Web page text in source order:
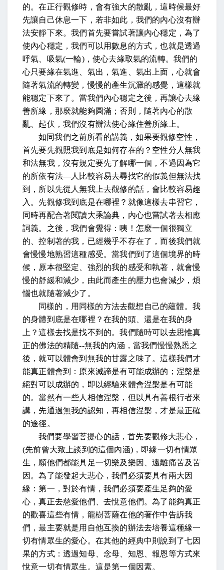
的。在正行觀修時，會有強大的散亂，這時候最好
先讓自己休息一下，若非如此，我們的內心沒有辦
法安靜下來。我們首先要嘗試著讓內心穩定，為了
使內心穩定，我們可以用數息的方式，也就是透過
呼氣、吸氣(一輪)，使心去緣取氣的流轉。我們的
心只要緣在氣進、氣出，氣進、氣出上面，心就會
隨著氣流的轉變，慢慢的產生沉澱的感覺，這樣就
能穩定下來了。當我們內心穩定之後，再讓心去緣
善所緣，那麼就能夠圓滿；否則，隨著內心的散
亂、起伏，我們沒有辦法使心緣住善所緣上。
如同我們之前所看的講義，如果要觀修空性，
首先要先觀照我到底是如何存在的？空性分人無我
和法無我，沒有規定要先了解哪一個，不過因為它
的所依有法—人比較容易去尋找它的假義但無法找
到，所以先從人無我上去觀修的話，會比較容易趣
入。先觀修我到底是在哪裡？就像這樣去串習它，
同時再配合著閱讀大乘論典，內心也嘗試著去相應
詞義。之後，我們會覺得：咦！怎麼一個很獨立
的、控制著的我，已經幾乎不存在了，而後我們就
會慢慢地熟習這種感受。當我們到了這個境界的時
候，原本很堅定、強烈的我的感受和執著，就會慢
慢的舒緩和減少，由此而產生的壓力也會減少，煩
惱也就隨著減少了。
同樣的，用同樣的方法去觀想自己的蘊體。我
的身體到底是在哪裡？在我的頭、還是在我的身
上？這樣去找是找不到的。我們隨時可以去思惟真
正的佛法的精隨--無我的內涵，當我們慢慢熟悉之
後，就可以體會到無我的甘露之味了。這樣我們才
能真正體會到：原來滅諦是有可能成辦的；涅槃是
絕對可以成辦的，即以經驗來體會涅槃是有可能
的。當然有一些人相信涅槃，但以具有善根行者來
講，先通過無我的認知，再相信涅槃，才是最正確
的途徑。
我們要學習菩提心的話，首先要觀修大悲心，
(先前曾大致上談到的這個內涵) ，即緣一切有情眾
生，願他們都能具足一切樂及樂因、遠離痛苦及苦
因。為了能發起大悲心，我們必須要具有兩大因
緣：第一，對於有情，我們必須要產生足夠的愛
心，真正去慈愛他們、去悅意他們。為了能夠真正
的歡喜這些有情，龍樹菩薩在他的著作中告訴我
們，最主要就是用自他互換的辦法去培養這種緣一
切有情眾生的愛心。在其他的經典中則說到了七因
果的方式：透過知母、念母、知恩、報恩等方式來
悅意一切有情眾生。這是第一個因素。